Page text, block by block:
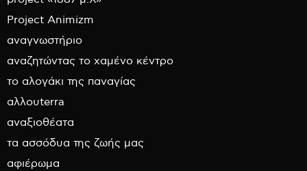
Project Animizm
αναγνωστήριο
αναζητώντας το χαμένο κέντρο
το αλογάκι της παναγίας
αλλουterra
αναξιοθέατα
τα ασσόδυα της ζωής μας
αφιέρωμα